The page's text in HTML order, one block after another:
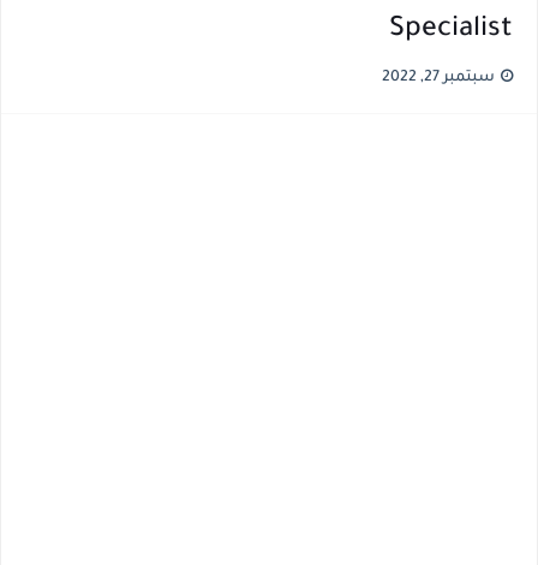
Specialist
سبتمبر 27, 2022